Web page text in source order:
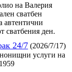
на Валерия
сватбен
автентични
сватбения ден.
24/7 (2026/7/17)
услуги на